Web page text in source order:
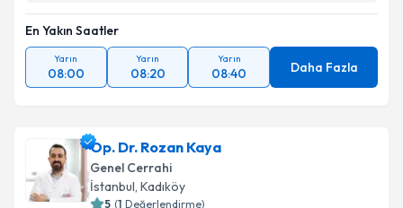
En Yakın Saatler
Yarın
08:00
Yarın
08:20
Yarın
08:40 Daha Fazla
Op. Dr. Rozan Kaya
Genel Cerrahi
İstanbul, Kadıköy
5 (1 Değerlendirme)